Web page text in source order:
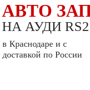
АВТО
НА АУДИ RS2
в Краснодаре и с
доставкой по России